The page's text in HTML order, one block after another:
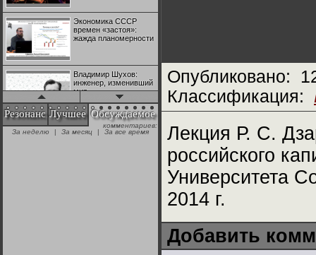
Экономика СССР
времен «застоя»:
жажда планомерности
Владимир Шухов:
инженер, изменивший
мир
"Аркадий Коц" на
эгалите-фесте "Не
Резонанс Лучшее Обсуждаемое
комментариев:
За неделю
| За месяц | За все время
Опубликовано:
Классификация:
Лекция Р. С.
российского
Университета
2014 г.
Добавить